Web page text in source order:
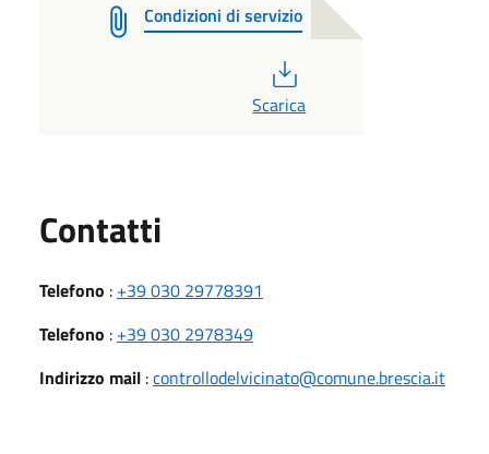
Condizioni di servizio
Scarica
Contatti
Telefono : +39 030 29778391
Telefono : +39 030 2978349
Indirizzo mail :controllodelvicinato@comune.brescia.it